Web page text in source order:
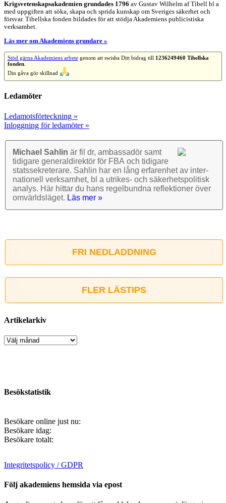
Krigsvetenskap­sakademien grundades 1796 av Gustav Wilhelm af Tibell bl a
med uppgiften att söka, skapa och sprida kunskap om Sveriges säkerhet och
försvar. Tibellska fonden bildades för att stödja Akademiens publicistiska
verksamhet.
Läs mer om Akademiens grundare »
Stöd gärna Akademiens arbetegenom att swisha Ditt bidrag till 1236249460 Tibellska
fonden.
Din gåva gör skillnad
Ledamöter
Ledamotsförteckning »
Inloggning för ledamöter »
Michael Sahlin är fil dr, ambassadör samt
tidigare general­direktör för FBA och tidigare
stats­sekre­terare. Sahlin har en lång erfarenhet av inter­
nationell verk­samhet, bl a utrikes- och säkerhets­politisk
analys. Här hittar du hans regel­bundna reflek­tioner över
omvärlds­läget. Läs mer »
FRI NEDLADDNING
FLER LÄSTIPS
Artikelarkiv
Artikelarkiv
Besökstatistik
Besökare online just nu:
Besökare idag:
Besökare totalt:
Integritetspolicy / GDPR
Följ akademiens hemsida via epost